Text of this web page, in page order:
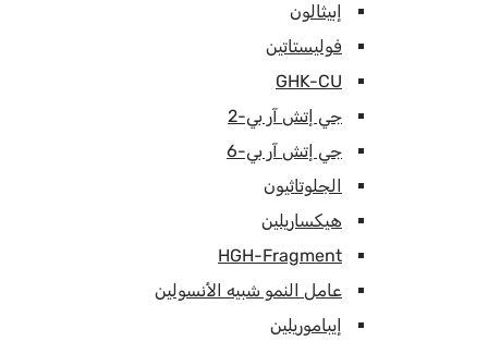
إبيثالون
فوليستاتين
GHK-CU
جي إتش آر بي-2
جي إتش آر بي-6
الجلوتاثيون
هيكساريلين
HGH-Fragment
عامل النمو شبيه الأنسولين
إيباموريلين